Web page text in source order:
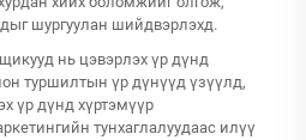
шургуулан шийдвэрлэхд.
нь цэвэрлэх үр дүнд
туршилтын үр дүнүүд үзүүлд,
үр дүнд хүртэмүүр
тунхаглалуудаас илүү